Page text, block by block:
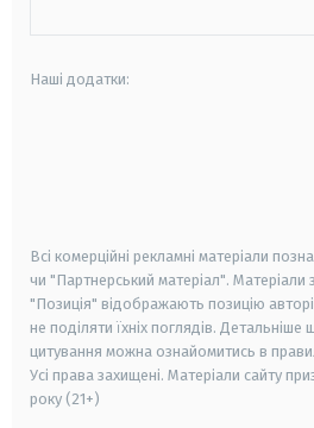
Наші додатки:
Всі комерційні рекламні матеріали
чи "Партнерський матеріал". Матеріали
"Позиція" відображають позицію
не поділяти їхніх поглядів.
цитування можна ознайомитись в
Усі права захищені. Матеріали сайту
року (21+)